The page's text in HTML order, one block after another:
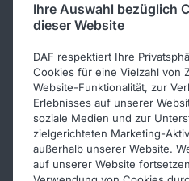
Presse
Über
Ihre Auswahl bezüglich
dieser Website
DAF respektiert Ihre
Cookies für eine Vielzahl von
Website-Funktionalität, zur
Erlebnisses auf unserer
soziale Medien und zur
zielgerichteten Marketing-
außerhalb unserer Website.
auf unserer Website